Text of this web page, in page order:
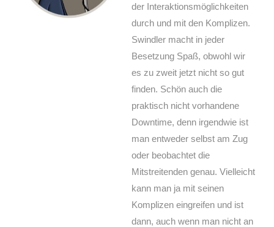
der Interaktionsmöglichkeiten
durch und mit den Komplizen.
Swindler macht in jeder
Besetzung Spaß, obwohl wir
es zu zweit jetzt nicht so gut
finden. Schön auch die
praktisch nicht vorhandene
Downtime, denn irgendwie ist
man entweder selbst am Zug
oder beobachtet die
Mitstreitenden genau. Vielleicht
kann man ja mit seinen
Komplizen eingreifen und ist
dann, auch wenn man nicht an